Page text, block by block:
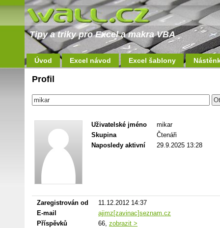
Tipy a triky pro Excel a makra VBA
Úvod Excel návod Excel šablony
Profil
Uživatelské jméno
mikar
Skupina
Čtenáři
Naposledy aktivní
29.9.2025 13:28
Zaregistrován od
11.12.2012 14:37
E-mail
ajimz[zavinac]seznam.cz
Příspěvků
66, zobrazit >